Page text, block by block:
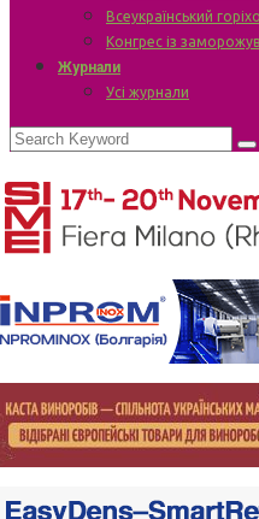
Всеукраїнський
Конгрес із
Журнали
Усі журнали